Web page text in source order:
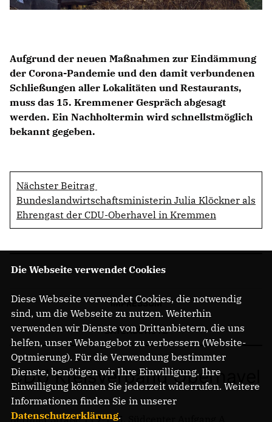
Aufgrund der neuen Maßnahmen zur Eindämmung
der Corona-Pandemie und den damit verbundenen
Schließungen aller Lokalitäten und Restaurants,
muss das 15. Kremmener Gespräch abgesagt
werden. Ein Nachholtermin wird schnellstmöglich
bekannt gegeben.
Nächster Beitrag
Bundeslandwirtschaftsministerin Julia Klöckner als
Ehrengast der CDU-Oberhavel in Kremmen
IMPRESSUM
DATENSCHUTZ
CDU Kreisverband Oberhavel
Berliner Straße 119-125, Südcenter Aufgang A
Die Webseite verwendet Cookies
Diese Webseite verwendet Cookies, die notwendig
sind, um die Webseite zu nutzen. Weiterhin
verwenden wir Dienste von Drittanbietern, die uns
helfen, unser Webangebot zu verbessern (Website-
Optmierung). Für die Verwendung bestimmter
Dienste, benötigen wir Ihre Einwilligung. Ihre
Einwilligung können Sie jederzeit widerrufen. Weitere
Informationen finden Sie in unserer
Datenschutzerklärung.